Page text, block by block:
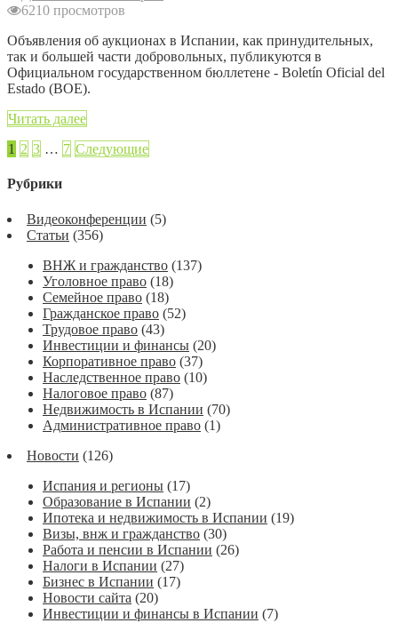
6210 просмотров
Объявления об аукционах в Испании, как принудительных,
так и большей части добровольных, публикуются в
Официальном государственном бюллетене - Boletín Oficial del
Estado (BOE).
Читать далее
1 2 3 … 7 Следующие
Рубрики
Видеоконференции (5)
Статьи (356)
ВНЖ и гражданство (137)
Уголовное право (18)
Семейное право (18)
Гражданское право (52)
Трудовое право (43)
Инвестиции и финансы (20)
Корпоративное право (37)
Наследственное право (10)
Налоговое право (87)
Недвижимость в Испании (70)
Административное право (1)
Новости (126)
Испания и регионы (17)
Образование в Испании (2)
Ипотека и недвижимость в Испании (19)
Визы, внж и гражданство (30)
Работа и пенсии в Испании (26)
Налоги в Испании (27)
Бизнес в Испании (17)
Новости сайта (20)
Инвестиции и финансы в Испании (7)